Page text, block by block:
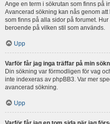
Ange en term i sökrutan som finns på
Avancerad sökning kan nås genom
som finns på alla sidor på forumet.
beroende på vilken stil som används.
Upp
Varför får jag inga träffar på min
Din sökning var förmodligen för vag
inte indexeras av phpBB3. Var mer
avancerad sökning.
Upp